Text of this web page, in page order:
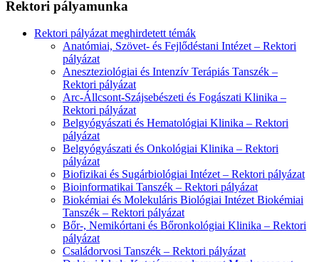
Rektori pályamunka
Rektori pályázat meghirdetett témák
Anatómiai, Szövet- és Fejlődéstani Intézet – Rektori
pályázat
Aneszteziológiai és Intenzív Terápiás Tanszék –
Rektori pályázat
Arc-Állcsont-Szájsebészeti és Fogászati Klinika –
Rektori pályázat
Belgyógyászati és Hematológiai Klinika – Rektori
pályázat
Belgyógyászati és Onkológiai Klinika – Rektori
pályázat
Biofizikai és Sugárbiológiai Intézet – Rektori pályázat
Bioinformatikai Tanszék – Rektori pályázat
Biokémiai és Molekuláris Biológiai Intézet Biokémiai
Tanszék – Rektori pályázat
Bőr-, Nemikórtani és Bőronkológiai Klinika – Rektori
pályázat
Családorvosi Tanszék – Rektori pályázat